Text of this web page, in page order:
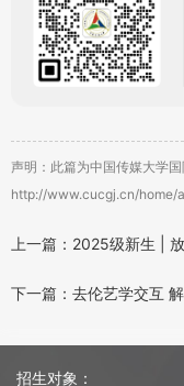
声明：此篇为中国传媒大学
http://www.cucgj.cn/home/
上一篇：2025级新生 |
下一篇：去伦艺学交互
招生对象：